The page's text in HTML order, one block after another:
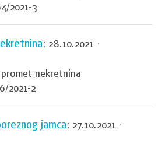
2021-3
; 28.10.2021 ·
nekretnina
2021-2
jamca; 27.10.2021 ·